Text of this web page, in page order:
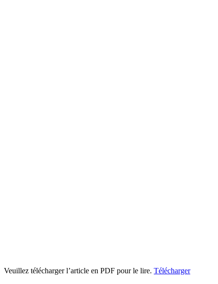
Veuillez télécharger l’article en PDF pour le lire. Télécharger